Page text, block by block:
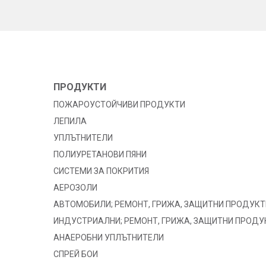
ПРОДУКТИ
ПОЖАРОУСТОЙЧИВИ ПРОДУКТИ
ЛЕПИЛА
УПЛЪТНИТЕЛИ
ПОЛИУРЕТАНОВИ ПЯНИ
СИСТЕМИ ЗА ПОКРИТИЯ
АЕРОЗОЛИ
АВТОМОБИЛИ; РЕМОНТ, ГРИЖА, ЗАЩИТНИ
ИНДУСТРИАЛНИ; РЕМОНТ, ГРИЖА, ЗАЩИТНИ
АНАЕРОБНИ УПЛЪТНИТЕЛИ
СПРЕЙ БОИ